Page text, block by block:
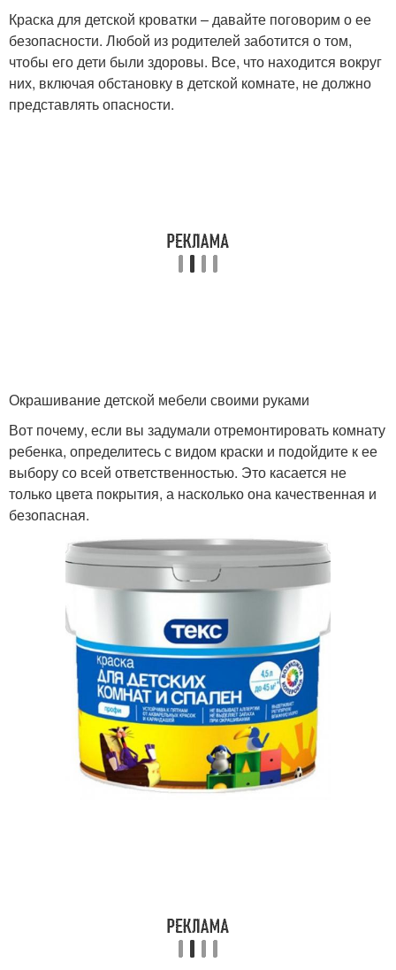
Краска для детской кроватки – давайте поговорим о ее
безопасности. Любой из родителей заботится о том,
чтобы его дети были здоровы. Все, что находится вокруг
них, включая обстановку в детской комнате, не должно
представлять опасности.
Окрашивание детской мебели своими руками
Вот почему, если вы задумали отремонтировать комнату
ребенка, определитесь с видом краски и подойдите к ее
выбору со всей ответственностью. Это касается не
только цвета покрытия, а насколько она качественная и
безопасная.